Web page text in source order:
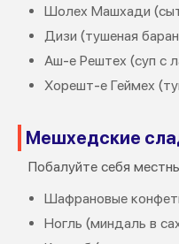
Шолех Машхади
Дизи (тушеная
Аш-е Рештех (суп с
Хорешт-е Геймех
Мешхедские
Побалуйте себя
Шафрановые
Ногль (миндаль в